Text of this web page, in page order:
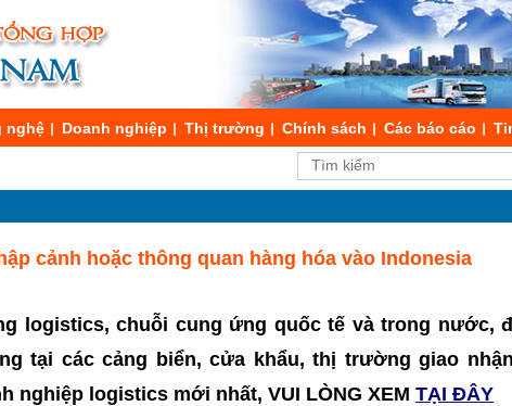
nghệ Doanh nghiệp Thị trường Chính sách Các báo cáo
cảnh hoặc thông quan hàng hóa vào Indonesia
logistics, chuỗi cung ứng quốc tế và trong nước,
tại các cảng biển, cửa khẩu, thị trường giao
nghiệp logistics mới nhất, VUI LÒNG XEM TẠI ĐÂY